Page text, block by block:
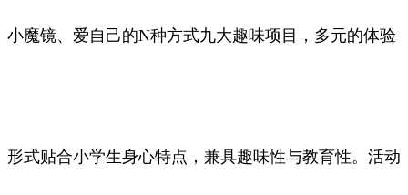
小魔镜、爱自己的N种方式九大趣味项目，多元的体验
形式贴合小学生身心特点，兼具趣味性与教育性。活动